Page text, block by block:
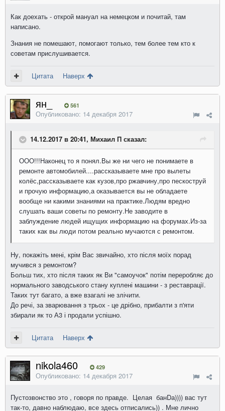
Как доехать - открой мануал на немецком и почитай, там
написано.
Знания не помешают, помогают только, тем более тем кто к
советам прислушивается.
Цитата Наверх
ян_ 561
Опубликовано: 14 декабря 2017
14.12.2017 в 20:41, Михаил П сказал:
ООО!!!Наконец то я понял.Вы же ни чего не понимаете в
ремонте автомобилей....рассказываете мне про вылеты
колёс,рассказываете как кузов,про ржавчину,про пескоструй
и прочую информацию,а оказывается вы не обладаете
вообще ни какими знаниями на практике.Людям вредно
слушать ваши советы по ремонту.Не заводите в
заблуждение людей ищущих информацию на форумах.Из-за
таких как вы люди потом реально мучаются с ремонтом.
Ну, покажіть мені, крім Вас звичайно, хто після моїх порад
мучився з ремонтом?
Больш тих, хто після таких як Ви "самоучок" потім переробляє до
нормального заводського стану куплені машини - з реставрації.
Таких тут багато, а вже взагалі не злічити.
До речі, за зварювання з трьох - це дрібно, прибалти з п'яти
збирали як то А3 і продали успішно.
Цитата Наверх
nikola460 429
Опубликовано: 14 декабря 2017
Пустозвонство это , говоря по правде. Целая банDа)))) вас тут
так-то, давно наблюдаю, все здесь отписались)) . Мне лично